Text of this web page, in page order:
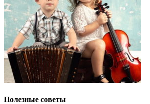
Полезные советы